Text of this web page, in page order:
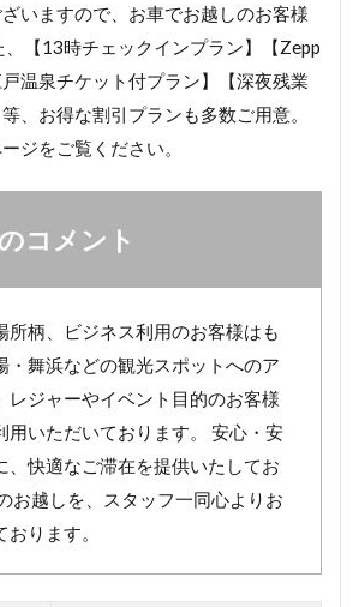
いますので、お車でお越しのお客様
、【13時チェックインプラン】【Zepp
温泉チケット付プラン】【深夜残業
、お得な割引プランも多数ご用意。
ジをご覧ください。
コメント
所柄、ビジネス利用のお客様はも
・舞浜などの観光スポットへのア
レジャーやイベント目的のお客様
用いただいております。 安心・安
、快適なご滞在を提供いたしてお
お越しを、スタッフ一同心よりお
ります。